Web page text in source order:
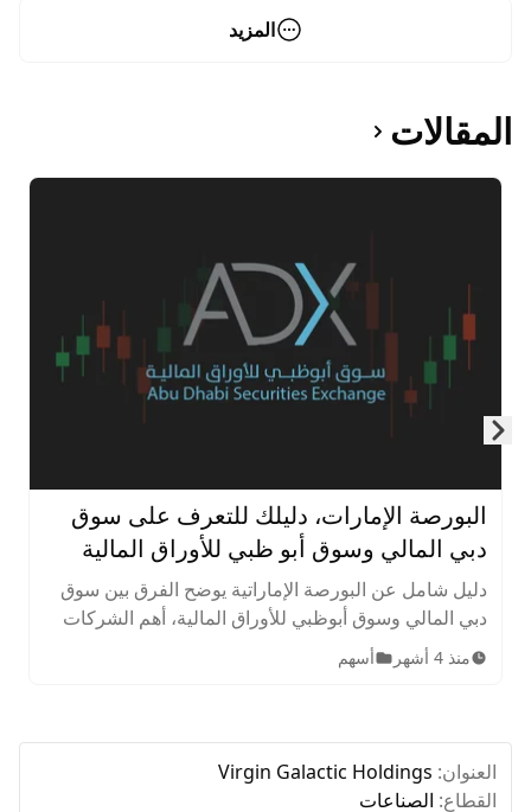
المزيد
المقالات
البورصة الإمارات، دليلك للتعرف على سوق
دبي المالي وسوق أبو ظبي للأوراق المالية
دليل شامل عن البورصة الإماراتية يوضح الفرق بين سوق
دبي المالي وسوق أبوظبي للأوراق المالية، أهم الشركات
المدرجة، الأصول المتاحة، ساعات التداول، وخطوات
الاستثمار للمبتدئين.
منذ 4 أشهر أسهم
العنوان: Virgin Galactic Holdings
القطاع: الصناعات